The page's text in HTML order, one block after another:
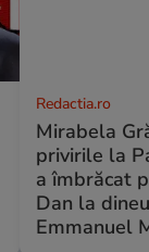
Redactia.ro
Mirabela
privirile la
a îmbrăcat
Dan la
Emmanuel